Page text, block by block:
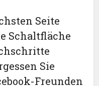
Seite
Schaltfläche
Sie
Freunden